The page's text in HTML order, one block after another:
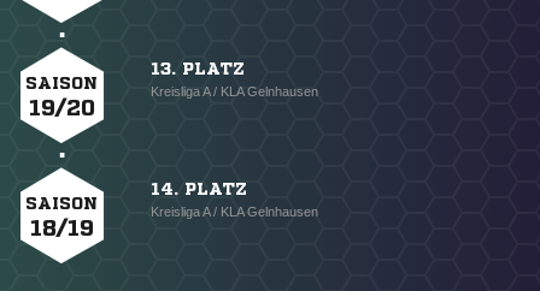
SAISON
19/20
13. PLATZ
Kreisliga A / KLA Gelnhausen
SAISON
18/19
14. PLATZ
Kreisliga A / KLA Gelnhausen